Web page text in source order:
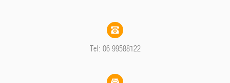
Tel: 06 99588122